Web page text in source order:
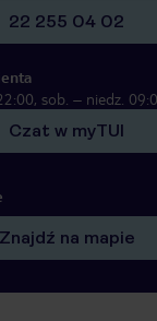
22 255 04 02
sob. – niedz.
Czat w myTUI
Znajdź na mapie